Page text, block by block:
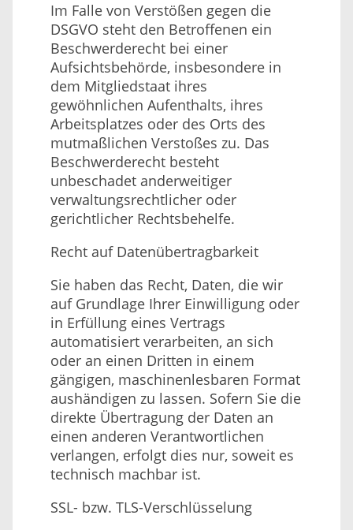
Im Falle von Verstößen gegen die
DSGVO steht den Betroffenen ein
Beschwerderecht bei einer
Aufsichtsbehörde, insbesondere in
dem Mitgliedstaat ihres
gewöhnlichen Aufenthalts, ihres
Arbeitsplatzes oder des Orts des
mutmaßlichen Verstoßes zu. Das
Beschwerderecht besteht
unbeschadet anderweitiger
verwaltungsrechtlicher oder
gerichtlicher Rechtsbehelfe.
Recht auf Daten­übertrag­barkeit
Sie haben das Recht, Daten, die wir
auf Grundlage Ihrer Einwilligung oder
in Erfüllung eines Vertrags
automatisiert verarbeiten, an sich
oder an einen Dritten in einem
gängigen, maschinenlesbaren Format
aushändigen zu lassen. Sofern Sie die
direkte Übertragung der Daten an
einen anderen Verantwortlichen
verlangen, erfolgt dies nur, soweit es
technisch machbar ist.
SSL- bzw. TLS-Verschlüsselung